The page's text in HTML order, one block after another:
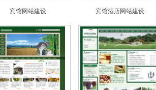
宾馆网站建设 宾馆酒店网站建设